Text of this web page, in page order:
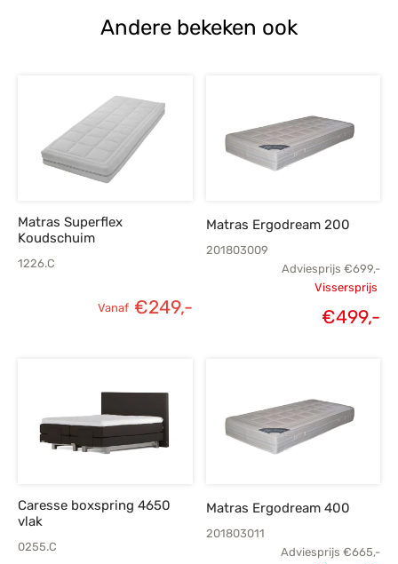
Andere bekeken ook
Matras Superflex
Koudschuim
1226.C
Vanaf €249,-
Matras Ergodream 200
201803009
Adviesprijs €699,-
Vissersprijs
€499,-
Caresse boxspring 4650
vlak
0255.C
Matras Ergodream 400
201803011
Adviesprijs €665,-